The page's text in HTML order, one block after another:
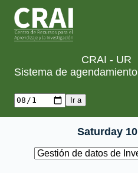
CRAI - UR
Sistema de
Saturday